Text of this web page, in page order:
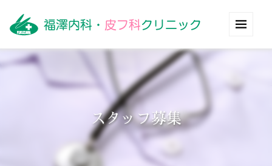
スタッフ募集